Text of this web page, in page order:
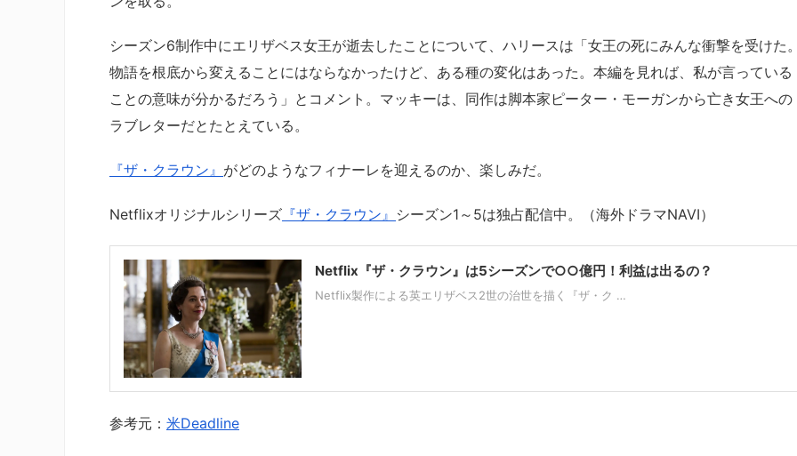
シーズン6制作中にエリザベス女王が逝去したことについて、ハリースは「女王の死にみんな衝撃を受けた
物語を根底から変えることにはならなかったけど、ある種の変化はあった。本編を見れば、私が言っている
ことの意味が分かるだろう」とコメント。マッキーは、同作は脚本家ピーター・モーガンから亡き女王への
ラブレターだとたとえている。
『ザ・クラウン』 がどのようなフィナーレを迎えるのか、楽しみだ。
Netflixオリジナルシリーズ 『ザ・クラウン』 シーズン1～5は独占配信中。（海外ドラマNAVI）
Netflix『ザ・クラウン』は5シーズンで○○億円！利益は出るの？
Netflix製作による英エリザベス2世の治世を描く『ザ・ク …
参考元： 米Deadline